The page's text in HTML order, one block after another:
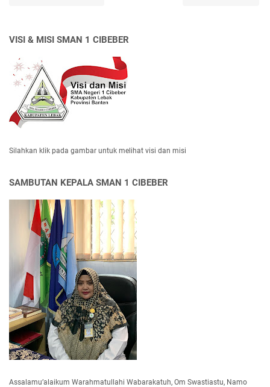
VISI & MISI SMAN 1 CIBEBER
Silahkan klik pada gambar untuk melihat visi dan misi
SAMBUTAN KEPALA SMAN 1 CIBEBER
Assalamu’alaikum Warahmatullahi Wabarakatuh, Om Swastiastu, Namo